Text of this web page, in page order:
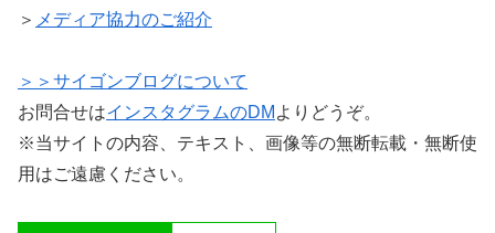
＞ メディア協力のご紹介
＞＞サイゴンブログについて
お問合せはインスタグラムのDM よりどうぞ。
※当サイトの内容、テキスト、画像等の無断転載・無断使
用はご遠慮ください。